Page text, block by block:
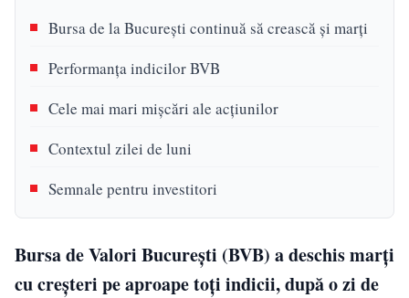
Bursa de la București continuă să crească și marți
Performanța indicilor BVB
Cele mai mari mișcări ale acțiunilor
Contextul zilei de luni
Semnale pentru investitori
Bursa de Valori București (BVB) a deschis marți
cu creșteri pe aproape toți indicii, după o zi de